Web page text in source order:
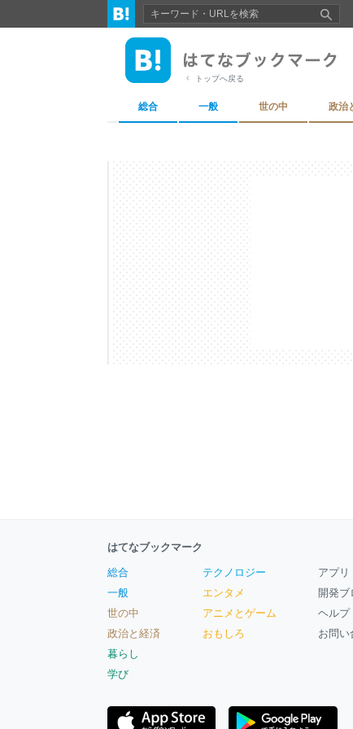
トップへ戻る
総合 一般 世の中 政治
はてなブックマーク
総合
一般
世の中
政治と経済
暮らし
学び
テクノロジー
エンタメ
アニメとゲーム
おもしろ
アプリ
開発ブ
ヘルプ
お問い